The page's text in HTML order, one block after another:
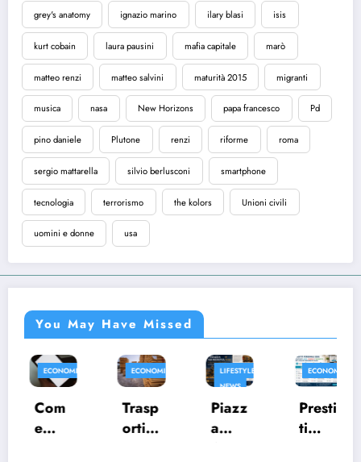
grey's anatomy ignazio marino ilary blasi isis
kurt cobain laura pausini mafia capitale marò
matteo renzi matteo salvini maturità 2015 migranti
musica nasa New Horizons papa francesco Pd
pino daniele Plutone renzi riforme roma
sergio mattarella silvio berlusconi smartphone
tecnologia terrorismo the kolors Unioni civili
uomini e donne usa
You May Have Missed
ECONOMIA
Com
ECONOMIA
Trasp
orti
LIFESTYLE
NEWS
Piazz
ECONOMIA
Presti